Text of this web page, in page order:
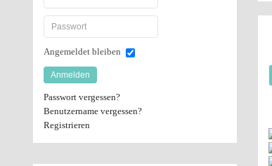
Angemeldet bleiben
Anmelden
Passwort vergessen?
Benutzername vergessen?
Registrieren